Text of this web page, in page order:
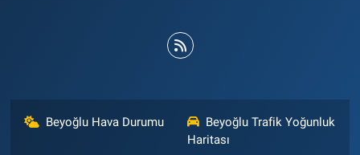
Beyoğlu Hava Durumu
Beyoğlu Trafik Yoğunluk
Haritası